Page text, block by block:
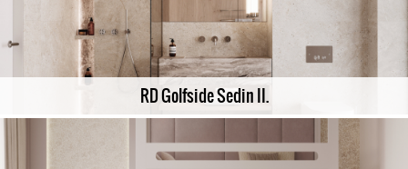
RD Golfside Sedin II.